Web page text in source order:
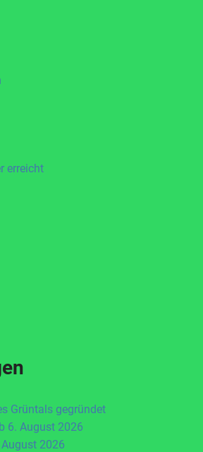
erreicht
Grüntals gegründet
6. August 2026
2026